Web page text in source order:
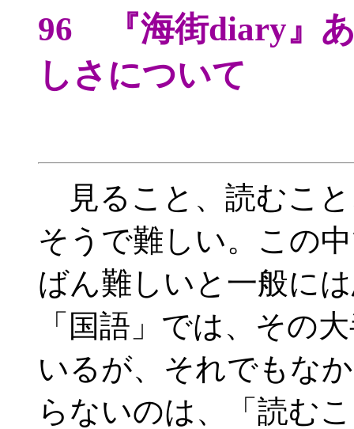
96 『海街diary』
しさについて
見ること、読むこ
そうで難しい。この
ばん難しいと一般に
「国語」では、その
いるが、それでもな
らないのは、「読む